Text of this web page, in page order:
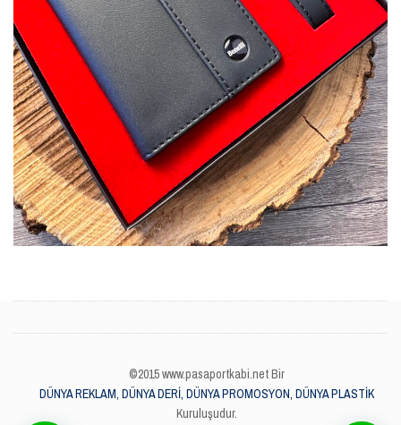
©2015 www.pasaportkabi.net Bir
DÜNYA REKLAM, DÜNYA DERİ, DÜNYA PROMOSYON, DÜNYA PLASTİK
Kuruluşudur.